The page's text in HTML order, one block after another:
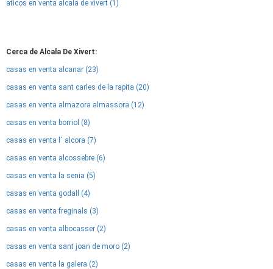
aticos en venta alcala de xivert (1)
Cerca de Alcala De Xivert:
casas en venta alcanar (23)
casas en venta sant carles de la rapita (20)
casas en venta almazora almassora (12)
casas en venta borriol (8)
casas en venta l´ alcora (7)
casas en venta alcossebre (6)
casas en venta la senia (5)
casas en venta godall (4)
casas en venta freginals (3)
casas en venta albocasser (2)
casas en venta sant joan de moro (2)
casas en venta la galera (2)